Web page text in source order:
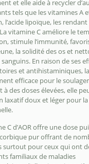
et elle aide à recycler
tels que les vitamines A
l’acide lipoïque, les
vitamine C améliore le
stimule l’immunité,
la solidité des os et
En raison de ses
et antihistaminiques,
efficace pour le
à des doses élevées, elle
laxatif doux et léger pour
C d’AOR offre une dose
pur offrant de
surtout pour ceux qui ont
familiaux de maladies